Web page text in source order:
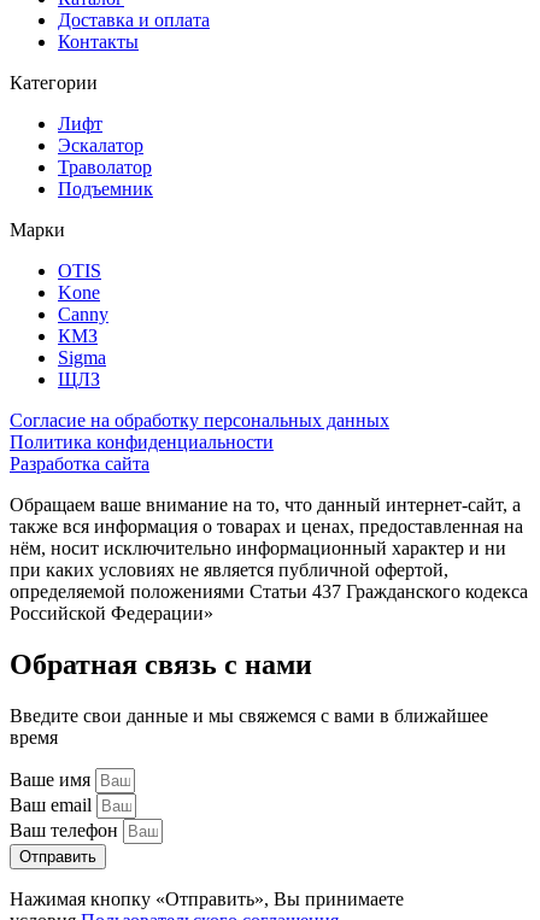
Доставка и оплата
Контакты
Категории
Лифт
Эскалатор
Траволатор
Подъемник
Марки
OTIS
Kone
Canny
КМЗ
Sigma
ЩЛЗ
Согласие на обработку персональных данных
Политика конфиденциальности
Разработка сайта
Обращаем ваше внимание на то, что данный интернет-сайт, а
также вся информация о товарах и ценах, предоставленная на
нём, носит исключительно информационный характер и ни
при каких условиях не является публичной офертой,
определяемой положениями Статьи 437 Гражданского кодекса
Российской Федерации»
Обратная связь с нами
Введите свои данные и мы свяжемся с вами в ближайшее
время
Ваше имя
Ваш email
Ваш телефон
Отправить
Нажимая кнопку «Отправить», Вы принимаете